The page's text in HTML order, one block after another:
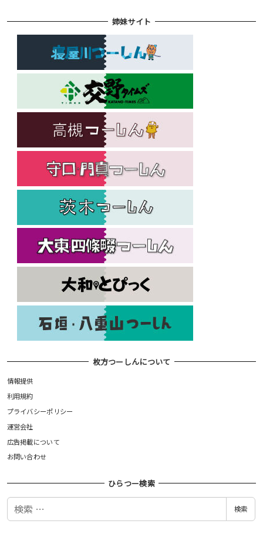
姉妹サイト
枚方つーしんについて
情報提供
利用規約
プライバシーポリシー
運営会社
広告掲載について
お問い合わせ
ひらつー検索
検
検索